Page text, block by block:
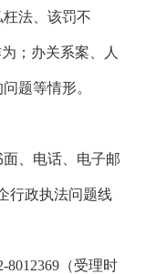
法、该罚不
； 办关系案、人
题等情形。
、电话、电子邮
行政执法问题线
8012369 （受理时